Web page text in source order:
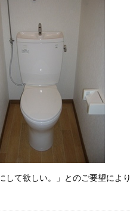
して欲しい。」とのご要望により